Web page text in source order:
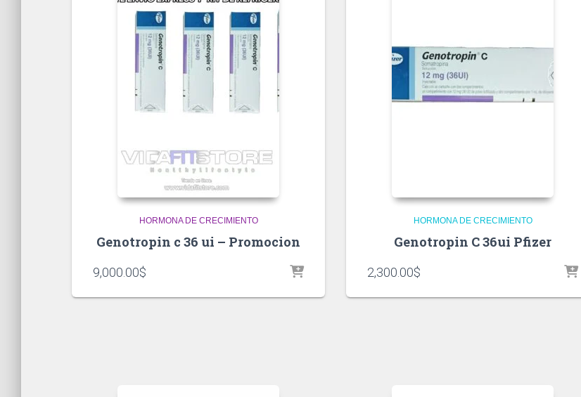
HORMONA DE CRECIMIENTO
Genotropin c 36 ui – Promocion
9,000.00$
HORMONA DE CRECIMIENTO
Genotropin C 36ui Pfizer
2,300.00$